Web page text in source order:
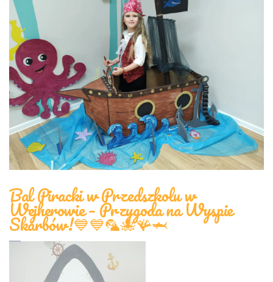
Bal Piracki w Przedszkolu w
Wejherowie – Przygoda na Wyspie
Skarbów!💙💙🦜🐙🪸🦈